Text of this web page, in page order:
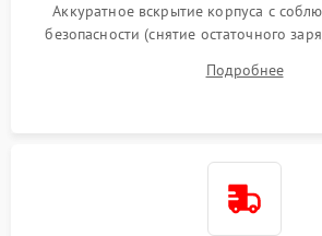
Аккуратное вскрытие корпуса с
безопасности (снятие остаточного
и кистей для предотвращения
Подробнее